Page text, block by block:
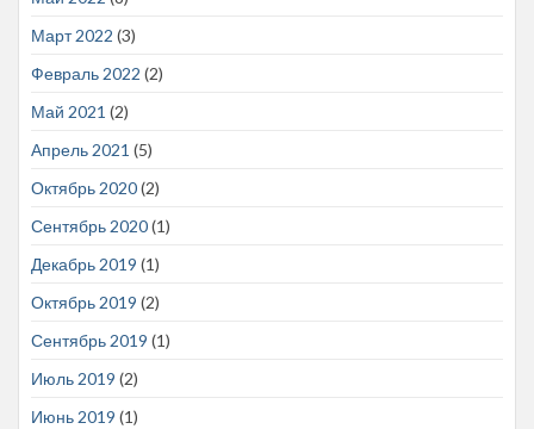
Март 2022 (3)
Февраль 2022 (2)
Май 2021 (2)
Апрель 2021 (5)
Октябрь 2020(2)
Сентябрь 2020(1)
Декабрь 2019 (1)
Октябрь 2019 (2)
Сентябрь 2019 (1)
Июль 2019 (2)
Июнь 2019 (1)